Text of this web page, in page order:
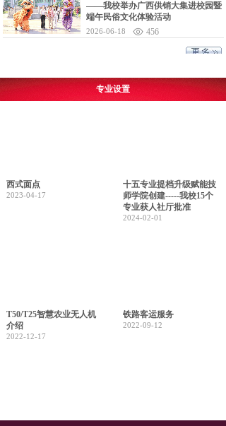
——我校举办广西供销大集进校园暨
端午民俗文化体验活动
2026-06-18 456
专业设置
西式面点
2023-04-17
十五专业提档升级赋能技
师学院创建-----我校15个
专业获人社厅批准
2024-02-01
T50/T25智慧农业无人机
介绍
2022-12-17
铁路客运服务
2022-09-12